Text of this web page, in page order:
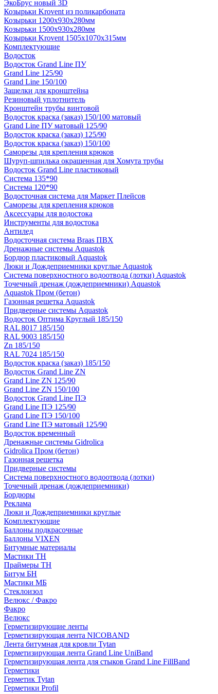
ЭкоБрус новый 3D
Козырьки Krovent из поликарбоната
Козырьки 1200х930х280мм
Козырьки 1500х930х280мм
Козырьки Krovent 1505х1070х315мм
Комплектующие
Водосток
Водосток Grand Line ПУ
Grand Line 125/90
Grand Line 150/100
Защелки для кронштейна
Резиновый уплотнитель
Кронштейн трубы винтовой
Водосток краска (заказ) 150/100 матовый
Grand Line ПУ матовый 125/90
Водосток краска (заказ) 125/90
Водосток краска (заказ) 150/100
Саморезы для крепления крюков
Шуруп-шпилька окрашенная для Хомута трубы
Водосток Grand Line пластиковый
Система 135*90
Система 120*90
Водосточная система для Маркет Плейсов
Саморезы для крепления крюков
Аксессуары для водостока
Инструменты для водостока
Антилед
Водосточная система Braas ПВХ
Дренажные системы Aquastok
Бордюр пластиковый Aquastok
Люки и Дождеприемники круглые Aquastok
Система поверхностного водоотвода (лотки) Aquastok
Точечный дренаж (дождеприемники) Aquastok
Aquastok Пром (бетон)
Газонная решетка Aquastok
Придверные системы Aquastok
Водосток Оптима Круглый 185/150
RAL 8017 185/150
RAL 9003 185/150
Zn 185/150
RAL 7024 185/150
Водосток краска (заказ) 185/150
Водосток Grand Line ZN
Grand Line ZN 125/90
Grand Line ZN 150/100
Водосток Grand Line ПЭ
Grand Line ПЭ 125/90
Grand Line ПЭ 150/100
Grand Line ПЭ матовый 125/90
Водосток временный
Дренажные системы Gidrolica
Gidrolica Пром (бетон)
Газонная решетка
Придверные системы
Система поверхностного водоотвода (лотки)
Точечный дренаж (дождеприемники)
Бордюры
Рекламa
Люки и Дождеприемники круглые
Комплектующие
Баллоны подкрасочные
Баллоны VIXEN
Битумные материалы
Мастики ТН
Праймеры ТН
Битум БН
Мастики МБ
Стеклоизол
Велюкс / Факро
Факро
Велюкс
Герметизирующие ленты
Герметизирующая лента NICOBAND
Лента битумная для кровли Tytan
Герметизирующая лента Grand Line UniBand
Герметизирующая лента для стыков Grand Line FillBand
Герметики
Герметик Tytan
Герметики Profil